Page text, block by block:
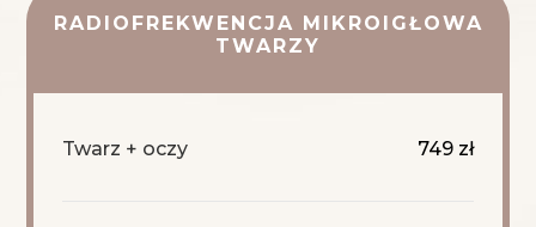
RADIOFREKWENCJA MIKROIGŁOWA
TWARZY
Twarz + oczy 749 zł